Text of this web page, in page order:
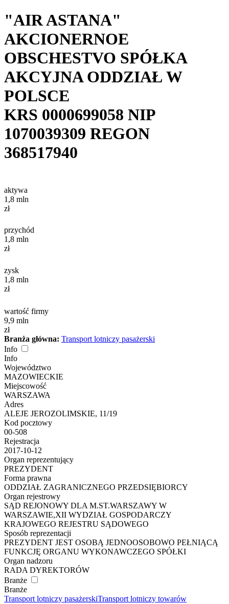
"AIR ASTANA"
AKCIONERNOE
OBSCHESTVO SPÓŁKA
AKCYJNA ODDZIAŁ W
POLSCE
KRS 0000699058 NIP
1070039309 REGON
368517940
aktywa
1,8 mln
zł
przychód
1,8 mln
zł
zysk
1,8 mln
zł
wartość firmy
9,9 mln
zł
Branża główna: Transport lotniczy pasażerski
Info
Info
Województwo
MAZOWIECKIE
Miejscowość
WARSZAWA
Adres
ALEJE JEROZOLIMSKIE, 11/19
Kod pocztowy
00-508
Rejestracja
2017-10-12
Organ reprezentujący
PREZYDENT
Forma prawna
ODDZIAŁ ZAGRANICZNEGO PRZEDSIĘBIORCY
Organ rejestrowy
SĄD REJONOWY DLA M.ST.WARSZAWY W
WARSZAWIE,XII WYDZIAŁ GOSPODARCZY
KRAJOWEGO REJESTRU SĄDOWEGO
Sposób reprezentacji
PREZYDENT JEST OSOBĄ JEDNOOSOBOWO PEŁNIĄCĄ
FUNKCJĘ ORGANU WYKONAWCZEGO SPÓŁKI
Organ nadzoru
RADA DYREKTORÓW
Branże
Branże
Transport lotniczy pasażerskiTransport lotniczy towarów